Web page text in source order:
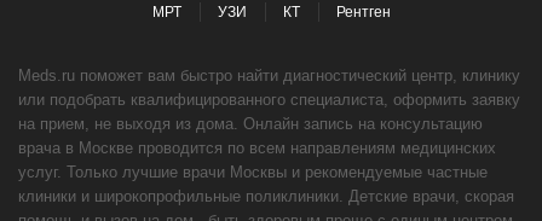
МРТ
УЗИ КТ Рентген
Meds.ru поможет вам быстро найти диагностический центр, клинику
или подобрать квалифицированного специалиста, оформить заявку
на прием, не выходя из дома. Онлайн запись на консультацию
врача в Москве проводится по всем направлениям медицинских
услуг. Только лучшие врачи Москвы и рекомендуемые частные
клиники и широкопрофильные поликлиники. Детские врачи, скорая